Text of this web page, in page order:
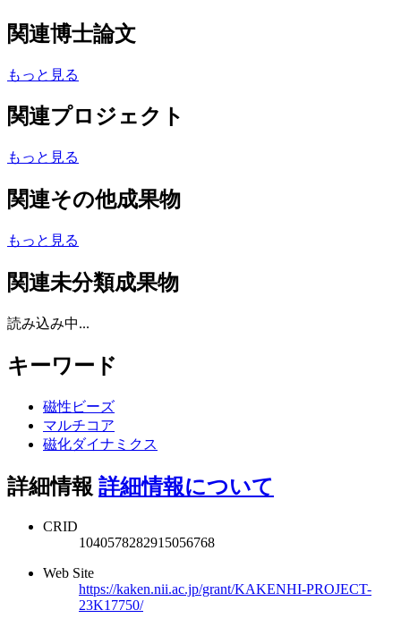
関連博士論文
もっと見る
関連プロジェクト
もっと見る
関連その他成果物
もっと見る
関連未分類成果物
読み込み中...
キーワード
磁性ビーズ
マルチコア
磁化ダイナミクス
詳細情報 詳細情報について
CRID
1040578282915056768
Web Site
https://kaken.nii.ac.jp/grant/KAKENHI-PROJECT-
23K17750/